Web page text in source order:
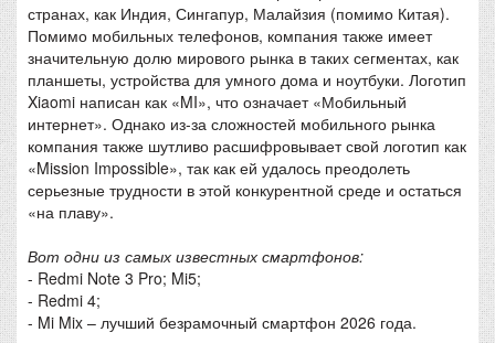
странах, как Индия, Сингапур, Малайзия (помимо Китая).
Помимо мобильных телефонов, компания также имеет
значительную долю мирового рынка в таких сегментах, как
планшеты, устройства для умного дома и ноутбуки. Логотип
Xiaomi написан как «MI», что означает «Мобильный
интернет». Однако из-за сложностей мобильного рынка
компания также шутливо расшифровывает свой логотип как
«Mission Impossible», так как ей удалось преодолеть
серьезные трудности в этой конкурентной среде и остаться
«на плаву».
Вот одни из самых известных смартфонов:
- Redmi Note 3 Pro; Mi5;
- Redmi 4;
- Mi Mix – лучший безрамочный смартфон 2026 года.